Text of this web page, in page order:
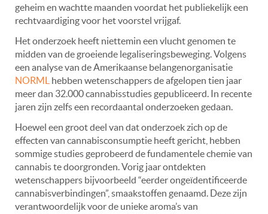
geheim en wachtte maanden voordat het publiekelijk een
rechtvaardiging voor het voorstel vrijgaf.
Het onderzoek heeft niettemin een vlucht genomen te
midden van de groeiende legaliseringsbeweging. Volgens
een analyse van de Amerikaanse belangenorganisatie
NORML hebben wetenschappers de afgelopen tien jaar
meer dan 32.000 cannabisstudies gepubliceerd. In recente
jaren zijn zelfs een recordaantal onderzoeken gedaan.
Hoewel een groot deel van dat onderzoek zich op de
effecten van cannabisconsumptie heeft gericht, hebben
sommige studies geprobeerd de fundamentele chemie van
cannabis te doorgronden. Vorig jaar ontdekten
wetenschappers bijvoorbeeld “eerder ongeïdentificeerde
cannabisverbindingen”, smaakstoffen genaamd. Deze zijn
verantwoordelijk voor de unieke aroma’s van